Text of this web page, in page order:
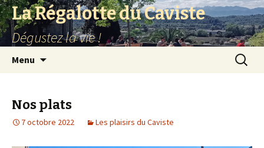
La Régalotte du Caviste
Dégustez la vie !
Menu
Nos plats
7 octobre 2022 Les plaisirs du Caviste